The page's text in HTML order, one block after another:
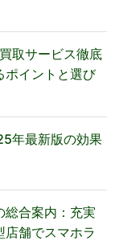
取サービス徹底
ポイントと選び
年最新版の効果
総合案内：充実
店舗でスマホラ